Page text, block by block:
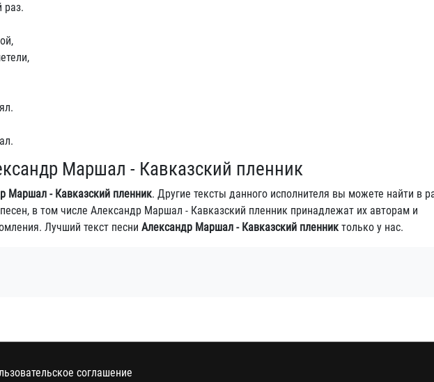
раз.
Маршал - Кавказский пленник
Маршал - Кавказский пленник. Другие тексты данного исполнителя вы можете найти в
в том числе Александр Маршал - Кавказский пленник принадлежат их авторам и
Лучший текст песни Александр Маршал - Кавказский пленник только у нас.
соглашение